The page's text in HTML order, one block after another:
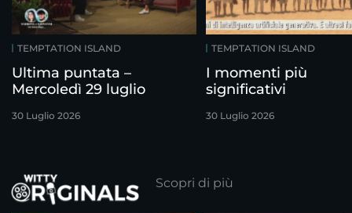
TEMPTATION ISLAND
Ultima puntata –
Mercoledì 29 luglio
30 Luglio 2026
TEMPTATION ISLAND
I momenti più
significativi
30 Luglio 2026
Scopri di più